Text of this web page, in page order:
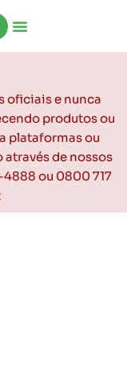
oficiais e nunca
produtos ou
plataformas ou
através de nossos
ou 0800 717